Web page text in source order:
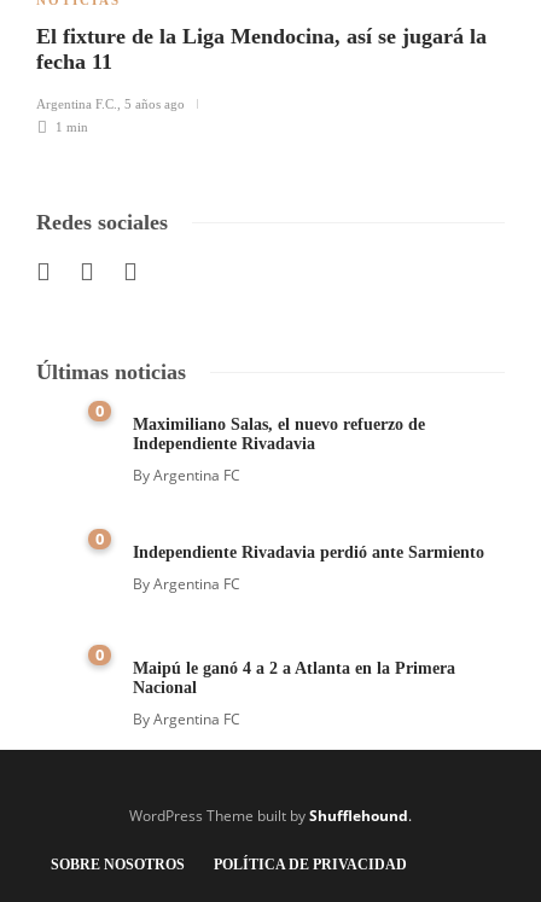
El fixture de la Liga Mendocina, así se jugará la
fecha 11
Argentina F.C.
5 años ago
1 min
Redes sociales
Últimas noticias
0
Maximiliano Salas, el nuevo refuerzo de
Independiente Rivadavia
ByArgentina FC
0
Independiente Rivadavia perdió ante Sarmiento
ByArgentina FC
0
Maipú le ganó 4 a 2 a Atlanta en la Primera
Nacional
ByArgentina FC
WordPress Theme built byShufflehound.
SOBRE NOSOTROS POLÍTICA DE PRIVACIDAD